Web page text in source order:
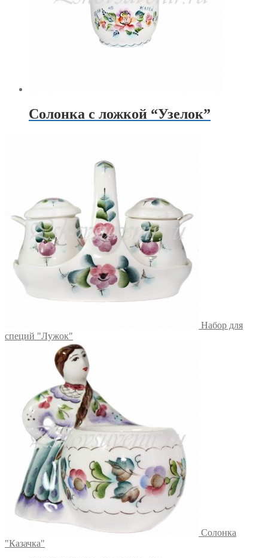
Солонка с ложкой “Узелок”
Набор для
специй "Лужок"
Солонка
"Казачка"